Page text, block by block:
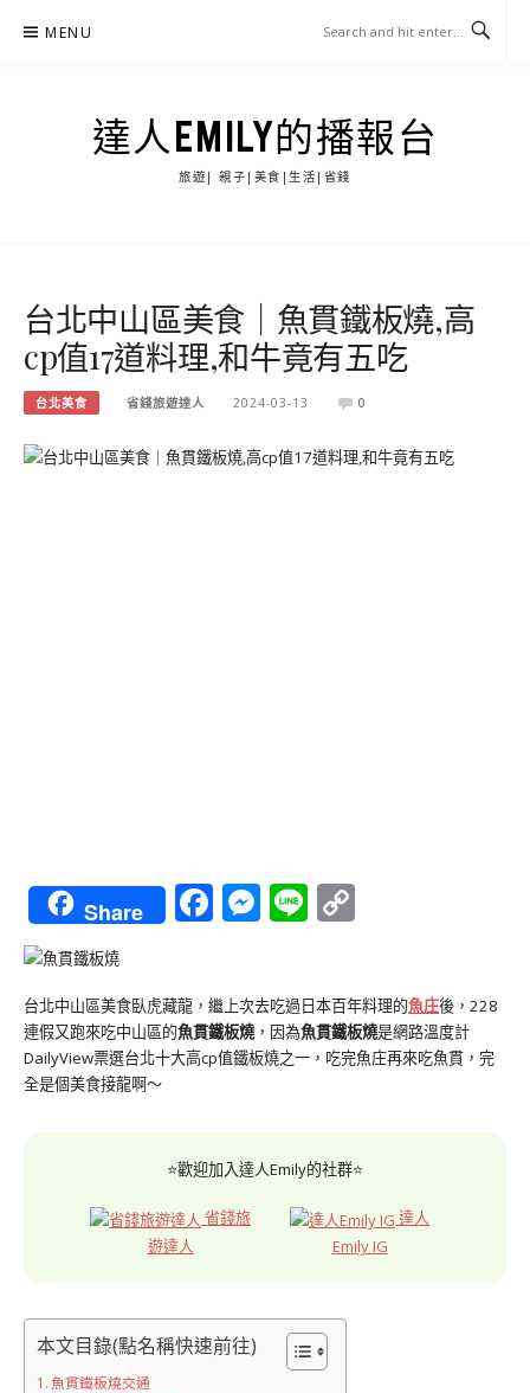
MENU
達人EMILY的播報台
旅遊| 親子|美食|生活|省錢
台北中山區美食｜魚貫鐵板燒,高
cp值17道料理,和牛竟有五吃
台北美食 省錢旅遊達人 2024-03-13 0
Share Facebook
Messenger
Line
台北中山區美食臥虎藏龍，繼上次去吃過日本百年料理的魚庄後，228
連假又跑來吃中山區的魚貫鐵板燒，因為魚貫鐵板燒是網路溫度計
DailyView票選台北十大高cp值鐵板燒之一，吃完魚庄再來吃魚貫，完
全是個美食接龍啊～
⭐歡迎加入達人Emily的社群⭐
省錢旅
遊達人
達人
Emily IG
本文目錄(點名稱快速前往)
魚貫鐵板燒交通